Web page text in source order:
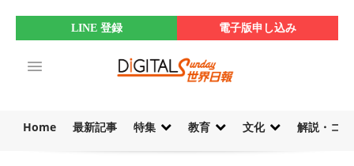
LINE 登録 電子版申し込み
Home 最新記事 特集 教育 文化 解説・コ